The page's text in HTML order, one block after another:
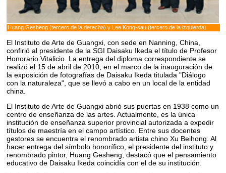
Huang Gesheng (tercero de la derecha) y Lee Kong-sau (tercero de la izquierda)
El Instituto de Arte de Guangxi, con sede en Nanning, China,
confirió al presidente de la SGI Daisaku Ikeda el título de Profesor
Honorario Vitalicio. La entrega del diploma correspondiente se
realizó el 15 de abril de 2010, en el marco de la inauguración de
la exposición de fotografías de Daisaku Ikeda titulada "Diálogo
con la naturaleza", que se llevó a cabo en un local de la entidad
china.
El Instituto de Arte de Guangxi abrió sus puertas en 1938 como un
centro de enseñanza de las artes. Actualmente, es la única
institución de enseñanza superior provincial autorizada a expedir
títulos de maestría en el campo artístico. Entre sus docentes
gestores se encuentra el renombrado artista chino Xu Beihong. Al
hacer entrega del símbolo honorífico, el presidente del instituto y
renombrado pintor, Huang Gesheng, destacó que el pensamiento
educativo de Daisaku Ikeda coincidía con el de su institución.